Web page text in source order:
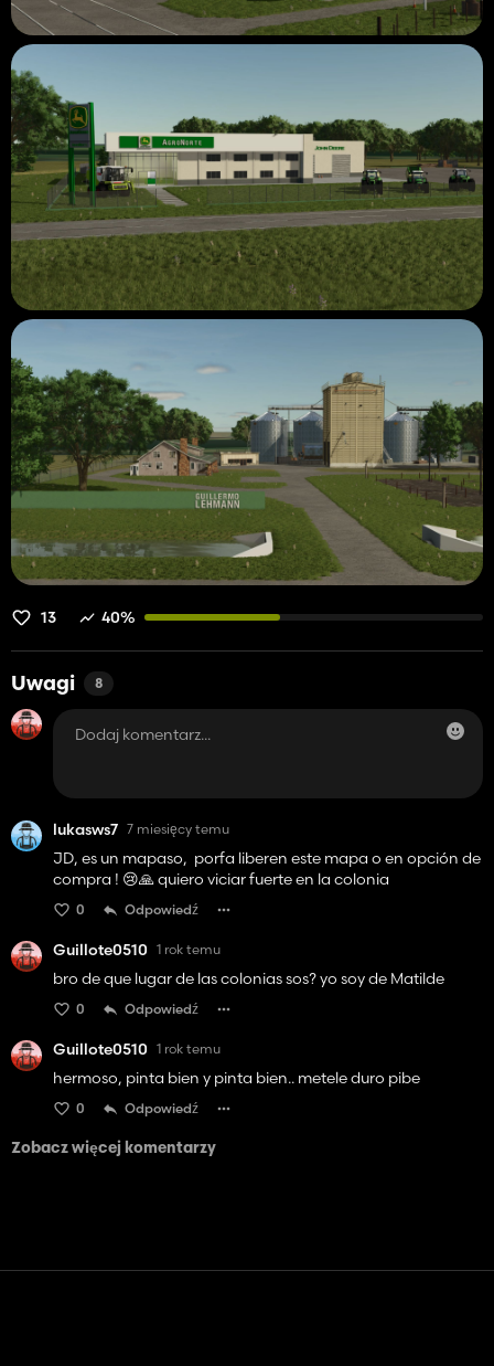
13 40%
Uwagi 8
lukasws7 7 miesięcy temu
JD, es un mapaso, porfa liberen este mapa o en opción de
compra ! 😢🙏 quiero viciar fuerte en la colonia
0 Odpowiedź
Guillote0510 1 rok temu
bro de que lugar de las colonias sos? yo soy de Matilde
0 Odpowiedź
Guillote0510 1 rok temu
hermoso, pinta bien y pinta bien.. metele duro pibe
0 Odpowiedź
Zobacz więcej komentarzy